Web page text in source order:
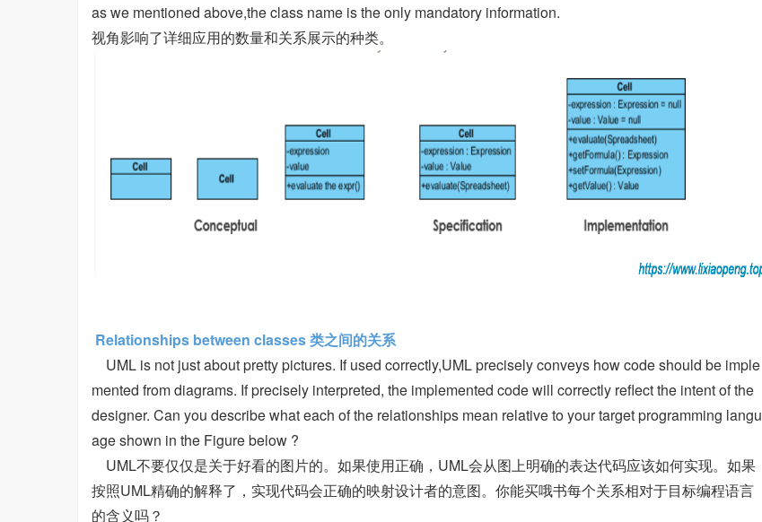
as we mentioned above,the class name is the only mandatory information.
视角影响了详细应用的数量和关系展示的种类。
Relationships between classes 类之间的关系
UML is not just about pretty pictures. If used correctly,UML precisely conveys how code should be imple
mented from diagrams. If precisely interpreted, the implemented code will correctly reflect the intent of the
designer. Can you describe what each of the relationships mean relative to your target programming langu
age shown in the Figure below ?
UML不要仅仅是关于好看的图片的。如果使用正确，UML会从图上明确的表达代码应该如何实现。如果
按照UML精确的解释了，实现代码会正确的映射设计者的意图。你能买哦书每个关系相对于目标编程语言
的含义吗？